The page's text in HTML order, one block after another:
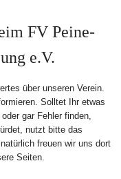
FV Peine-
e.V.
über unseren Verein.
Solltet Ihr etwas
gar Fehler finden,
nutzt bitte das
freuen wir uns dort
Seiten.